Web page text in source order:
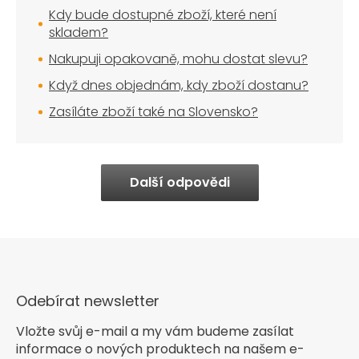
Kdy bude dostupné zboží, které není
skladem?
Nakupuji opakovaně, mohu dostat slevu?
Když dnes objednám, kdy zboží dostanu?
Zasíláte zboží také na Slovensko?
Další odpovědi
Odebírat newsletter
Vložte svůj e-mail a my vám budeme zasílat
informace o nových produktech na našem e-